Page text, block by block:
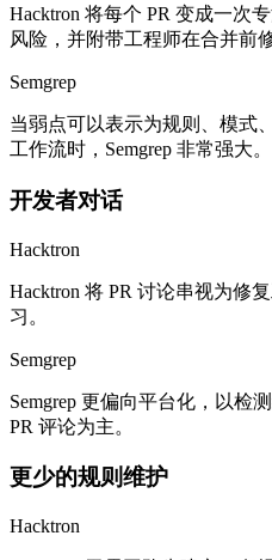
Hacktron 将每个 PR 变成一次
风险，并附带工程师在合并前
Semgrep
当弱点可以表示为规则、模式
工作流时，Semgrep 非常强大。
开发者对话
Hacktron
Hacktron 将 PR 讨论串视为修
习。
Semgrep
Semgrep 更偏向平台化，以检
PR 评论为主。
更少的规则维护
Hacktron